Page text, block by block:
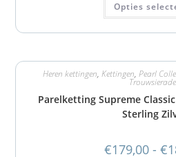
Opties
Heren kettingen, Kettingen, Pearl
Parelketting Supreme
Sterling
€179,00 - €